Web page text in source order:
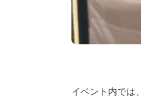
イベント内では、